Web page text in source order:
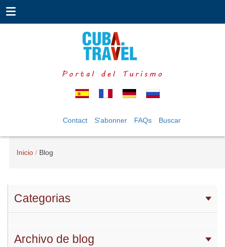
Portal del Turismo
Contact S'abonner FAQs Buscar
Inicio Blog
Categorias
Archivo de blog